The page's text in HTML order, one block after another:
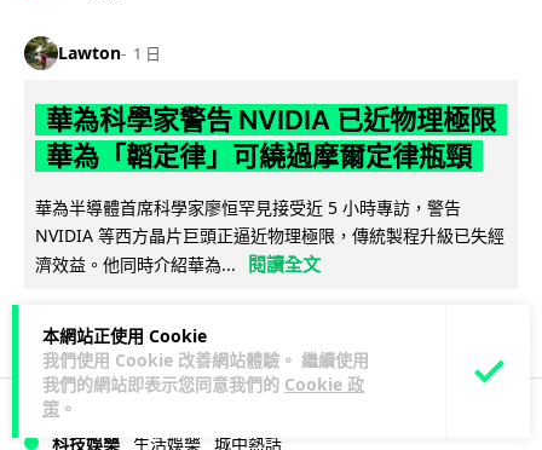
本網站正使用 Cookie
我們使用 Cookie 改善網站體驗。 繼續使用
我們的網站即表示您同意我們的 Cookie 政
策 。
Lawton 1 日
華為科學家警告 NVIDIA 已近物理極限
華為「韜定律」可繞過摩爾定律瓶頸
華為半導體首席科學家廖恒罕見接受近 5 小時專訪，警告
NVIDIA 等西方晶片巨頭正逼近物理極限，傳統製程升級已失經
濟效益。他同時介紹華為...
閱讀全文
科技娛樂 生活娛樂 城中熱話